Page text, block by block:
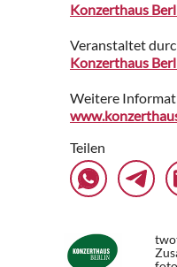
Veranstaltet
Konzerthaus
Weitere
Teilen